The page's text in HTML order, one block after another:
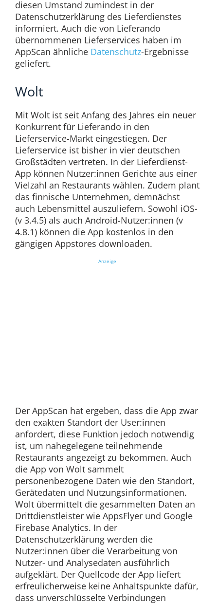
diesen Umstand zumindest in der
Datenschutzerklärung des Lieferdienstes
informiert. Auch die von Lieferando
übernommenen Lieferservices haben im
AppScan ähnliche Datenschutz-Ergebnisse
geliefert.
Wolt
Mit Wolt ist seit Anfang des Jahres ein neuer
Konkurrent für Lieferando in den
Lieferservice-Markt eingestiegen. Der
Lieferservice ist bisher in vier deutschen
Großstädten vertreten. In der Lieferdienst-
App können Nutzer:innen Gerichte aus einer
Vielzahl an Restaurants wählen. Zudem plant
das finnische Unternehmen, demnächst
auch Lebensmittel auszuliefern. Sowohl iOS-
(v 3.4.5) als auch Android-Nutzer:innen (v
4.8.1) können die App kostenlos in den
gängigen Appstores downloaden.
Anzeige
Der AppScan hat ergeben, dass die App zwar
den exakten Standort der User:innen
anfordert, diese Funktion jedoch notwendig
ist, um nahegelegene teilnehmende
Restaurants angezeigt zu bekommen. Auch
die App von Wolt sammelt
personenbezogene Daten wie den Standort,
Gerätedaten und Nutzungsinformationen.
Wolt übermittelt die gesammelten Daten an
Drittdienstleister wie AppsFlyer und Google
Firebase Analytics. In der
Datenschutzerklärung werden die
Nutzer:innen über die Verarbeitung von
Nutzer- und Analysedaten ausführlich
aufgeklärt. Der Quellcode der App liefert
erfreulicherweise keine Anhaltspunkte dafür,
dass unverschlüsselte Verbindungen